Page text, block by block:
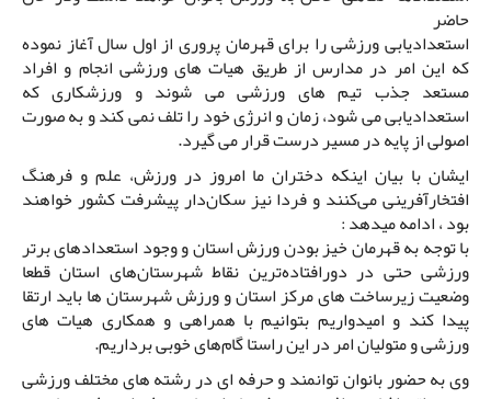
حاضر
استعدادیابی ورزشی را برای قهرمان پروری از اول سال آغاز نموده
که این امر در مدارس از طریق هیات های ورزشی انجام و افراد
مستعد جذب تیم های ورزشی می شوند و ورزشکاری که
استعدادیابی می شود، زمان و انرژی خود را تلف نمی کند و به صورت
اصولی از پایه در مسیر درست قرار می گیرد.
ایشان با بیان اینکه دختران ما امروز در ورزش، علم و فرهنگ
افتخارآفرینی می‌کنند و فردا نیز سکان‌دار پیشرفت کشور خواهند
بود ، ادامه میدهد :
با توجه به قهرمان خیز بودن ورزش استان و وجود استعدادهای برتر
ورزشی حتی در دورافتاده‌ترین نقاط شهرستان‌های استان قطعا
وضعیت زیرساخت های مرکز استان و ورزش شهرستان ها باید ارتقا
پیدا کند و امیدواریم بتوانیم با همراهی و همکاری هیات های
ورزشی و متولیان امر در این راستا گام‌های خوبی برداریم.
وی به حضور بانوان توانمند و حرفه ای در رشته های مختلف ورزشی